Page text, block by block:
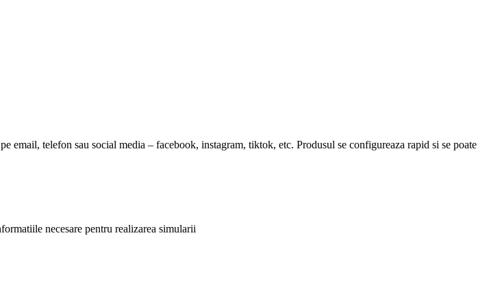
telefon sau social media – facebook, instagram, tiktok, etc. Produsul se configureaza rapid si se poate
necesare pentru realizarea simularii